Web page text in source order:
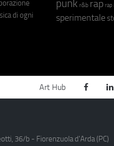
di ogni
punk r&b rap rap
sperimentale
Art Hub
36/b - Fiorenzuola d'Arda (PC)